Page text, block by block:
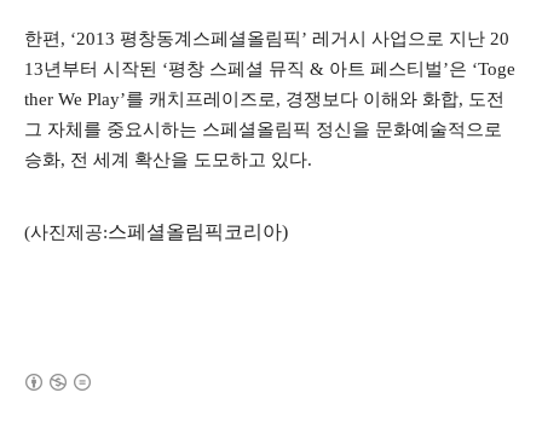
한편, ‘2013 평창동계스페셜올림픽’ 레거시 사업으로 지난 20
13년부터 시작된 ‘평창 스페셜 뮤직 & 아트 페스티벌’은 ‘Toge
ther We Play’를 캐치프레이즈로, 경쟁보다 이해와 화합, 도전
그 자체를 중요시하는 스페셜올림픽 정신을 문화예술적으로
승화, 전 세계 확산을 도모하고 있다.
(사진제공:스페셜올림픽코리아)